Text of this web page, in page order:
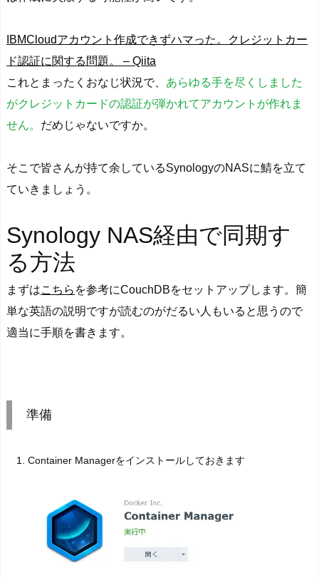
IBMCloudアカウント作成できずハマった。クレジットカー
ド認証に関する問題。 – Qiita
これとまったくおなじ状況で、 あらゆる手を尽くしました
がクレジットカードの認証が弾かれてアカウントが作れま
せん。 だめじゃないですか。
そこで皆さんが持て余しているSynologyのNASに鯖を立て
ていきましょう。
Synology NAS経由で同期す
る方法
まずはこちら を参考にCouchDBをセットアップします。簡
単な英語の説明ですが読むのがだるい人もいると思うので
適当に手順を書きます。
準備
Container Managerをインストールしておきます